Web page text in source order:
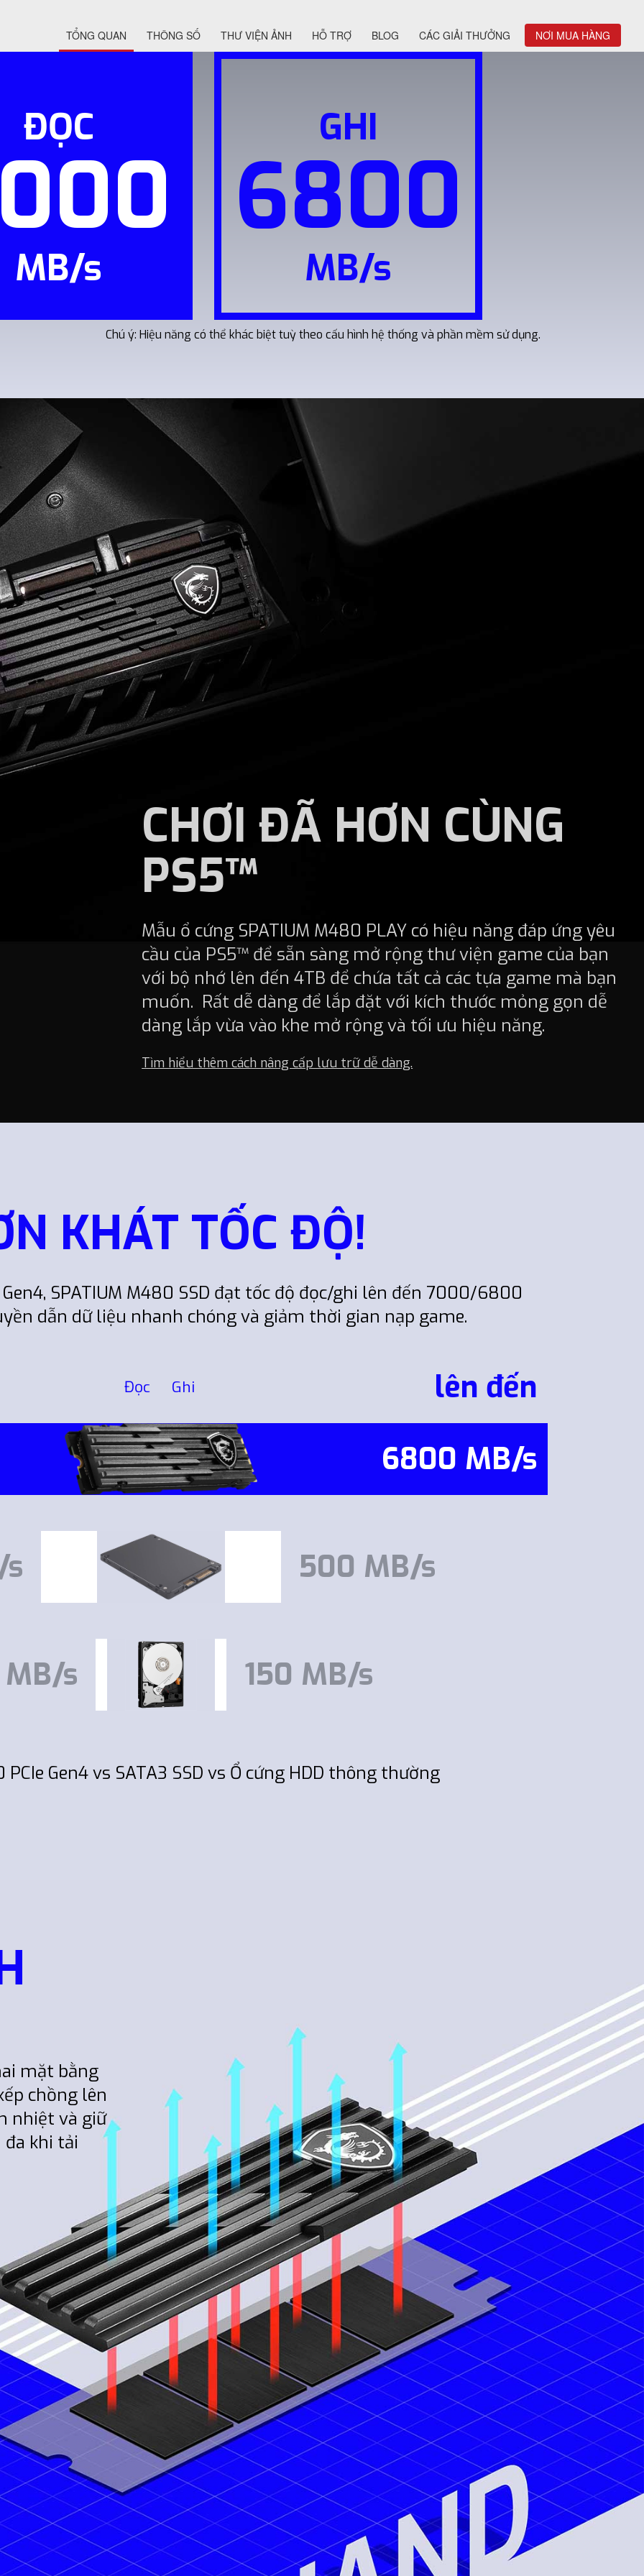
TỔNG QUAN THÔNG SỐ THƯ VIỆN ẢNH HỖ TRỢ BLOG CÁC GIẢI THƯỞNG NƠI MUA HÀNG
ĐỌC
MB/s
GHI
6800
MB/s
Chú ý: Hiệu năng có thể khác biệt tuỳ theo cấu hình hệ thống và phần mềm sử dụng.
CHƠI ĐÃ HƠN CÙNG
PS5™
Mẫu ổ cứng SPATIUM M480 PLAY có hiệu năng đáp ứng yêu
cầu của PS5™ để sẵn sàng mở rộng thư viện game của bạn
với bộ nhớ lên đến 4TB để chứa tất cả các tựa game mà bạn
muốn. Rất dễ dàng để lắp đặt với kích thước mỏng gọn dễ
dàng lắp vừa vào khe mở rộng và tối ưu hiệu năng.
Tìm hiểu thêm cách nâng cấp lưu trữ dễ dàng.
KHÁT TỐC ĐỘ!
SPATIUM M480 SSD đạt tốc độ đọc/ghi lên đến 7000/6800
dẫn dữ liệu nhanh chóng và giảm thời gian nạp game.
Đọc Ghi
lên đến
6800 MB/s
500 MB/s
s 150 MB/s
PCIe Gen4 vs SATA3 SSD vs Ổ cứng HDD thông thường
mặt bằng
chồng lên
nhiệt và giữ
đa khi tải